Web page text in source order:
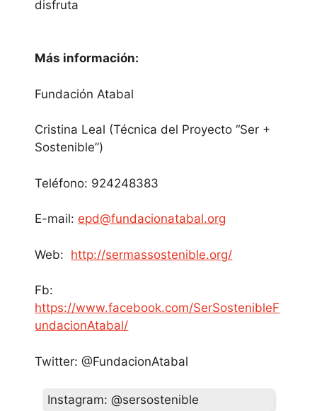
disfruta
Más información:
Fundación Atabal
Cristina Leal (Técnica del Proyecto “Ser +
Sostenible”)
Teléfono: 924248383
E-mail: epd@fundacionatabal.org
Web: http://sermassostenible.org/
Fb:
https://www.facebook.com/SerSostenibleF
undacionAtabal/
Twitter: @FundacionAtabal
Instagram: @sersostenible